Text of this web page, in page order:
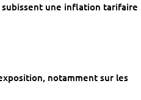
subissent une inflation tarifaire
notamment sur les